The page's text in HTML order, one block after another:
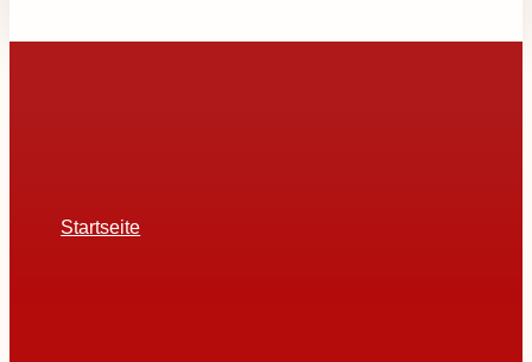
Startseite